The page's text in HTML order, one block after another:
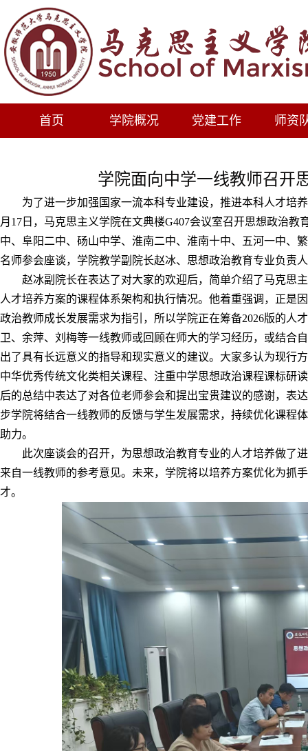
首页 学院概况 党建工作 师资
学院面向中学一线教师召开
为了进一步加强国家一流本科专业建设，推进本科人才培
月1 7 日 ，马克思主义学院在文典楼G407会议室召开思想政治
中、阜阳二中、砀山中学、 淮南二中、淮南十中、五河一中、
名师参会座谈，学院教学副院长赵冰、 思想政治教育专业负责
赵冰副 院长在表达了对大家的欢迎后，简单介绍了马克思
人才培养方案的课程体系架构和执行情况。 他着重强调，正是
政治教师成长发展需求为指引，所以学院正在筹备2026版的人
卫、余萍、刘梅等一线教师或回顾在师大的学习经历，或结合
出了具有长远意义的指导和现实意义的建议。大家多认为现行
中华优秀传统文化类相关课程、注重中学思想政治课程课标研
后的总结中表达了对各位老师参会和提出宝贵建议的感谢，表
步学院将结合一线教师的反馈与学生发展需求，持续优化课程
助力。
此次座谈会的召开，为思想政治教育专业的人才培养做了
来自一线教师的参考意见。未来，学院将以培养方案优化为抓
才。